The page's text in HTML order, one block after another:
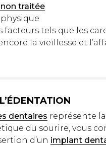
traitée
facteurs tels que les
la vieillesse et
dentaires représente
du sourire, vous
d’un implant